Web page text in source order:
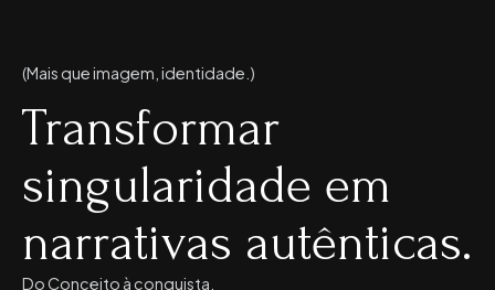
(Mais que imagem, identidade.)
Transformar
singularidade em
narrativas autênticas.
Do Conceito à conquista.